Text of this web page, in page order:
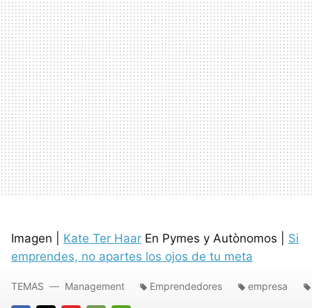
Imagen | Kate Ter Haar En Pymes y Autònomos | Si
emprendes, no apartes los ojos de tu meta
TEMAS Management Emprendedores empresa